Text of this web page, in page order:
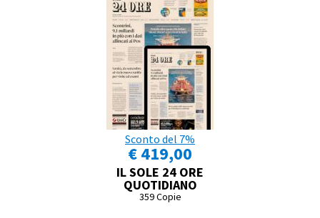
Sconto del 7%
€ 419,00
IL SOLE 24 ORE
QUOTIDIANO
359 Copie